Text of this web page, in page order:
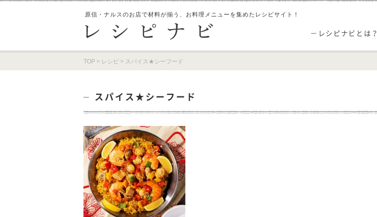
原信・ナルスのお店で材料が揃う、 お料理メニューを集めたレシピサイト！
レシピナビとは？
TOP > レシピ > スパイス★シーフード
スパイス★シーフード